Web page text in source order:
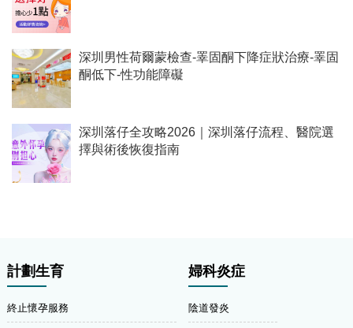
深圳男性荷爾蒙檢查-睪固酮下降症狀治療-睪固
酮低下-性功能障礙
深圳落仔全攻略2026｜深圳落仔流程、醫院選
擇與術後恢復指南
計劃生育
終止懷孕服務
婦科炎症
陰道發炎